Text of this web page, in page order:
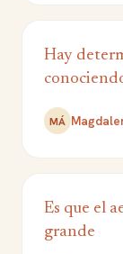
Hay
MÁ
Es que el
grande